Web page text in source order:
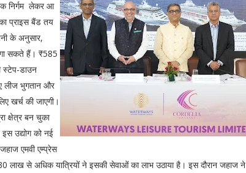
निर्गम लेकर आ
प्राइस बैंड तय
के अनुसार,
सकते हैं। ₹585
स्टेप-डाउन
लीज भुगतान और
खर्च की जाएगी।
क्षेत्र बन चुका
उद्योग को नई
एमवी एम्प्रेस
से अधिक यात्रियों ने इसकी सेवाओं का लाभ उठाया है। इस दौरान जहाज ने